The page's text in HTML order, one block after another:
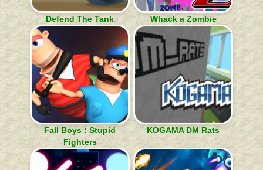
Defend The Tank Whack a Zombie
Fall Boys : Stupid
Fighters
KOGAMA DM Rats